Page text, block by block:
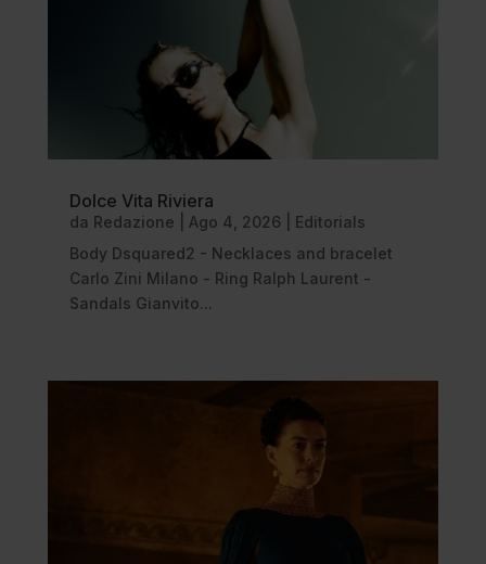
Dolce Vita Riviera
da Redazione Ago 4, 2026
Editorials
Body Dsquared2 - Necklaces and bracelet
Carlo Zini Milano - Ring Ralph Laurent -
Sandals Gianvito...